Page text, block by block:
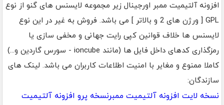
افزونه آلتیمیت ممبر اورجینال زیر مجموعه لایسنس های گنو از نوع
GPL [ ورژن های 2 و بالاتر ] می باشد. فروش به غیر در این نوع
لایسنس ها خلاف قوانین کپی رایت جهانی و مخفی سازی یا
رمزگذاری کدهای داخل فایل ها (مانند ioncube - سورس گاردین و...)
کاملا ممنوع و مغایر با امنیت اطلاعات کاربران می باشد. لینک های
سازندگان:
نسخه لایت افزونه آلتیمیت ممبرنسخه پرو افزونه آلتیمیت